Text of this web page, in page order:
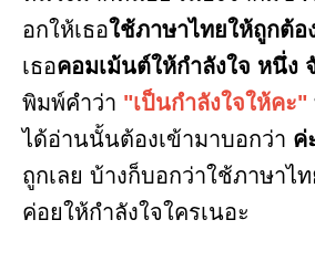
อกให้เธอใช้ภาษาไทยให้ถูกต้อ
เธอคอมเม้นต์ให้กำลังใจ หนึ่ง
พิมพ์คำว่า "เป็นกำลังใจให้คะ"
ได้อ่านนั้นต้องเข้ามาบอกว่า ค่
ถูกเลย บ้างก็บอกว่าใช้ภาษาไ
ค่อยให้กำลังใจใครเนอะ